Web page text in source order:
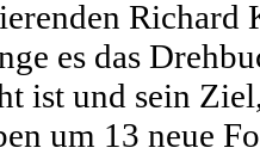
es das
ist und sein
um 13 neue